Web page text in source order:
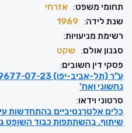
תחומי משפט:
אזרחי
שנת לידה:
1969
רשימת מניעויות:
סגנון אולם:
שקט
פסקי דין חשובים:
נחשוני ואח'
סרטוני וידאו:
כלים אלטרנטיביים בהתחדשות
שיתוף. בהשתתפות כבוד השופט